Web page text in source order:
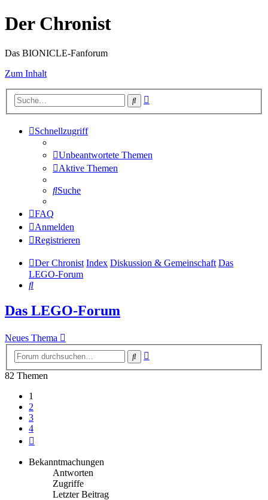
Der Chronist
Das BIONICLE-Fanforum
Zum Inhalt
Suche
Schnellzugriff
Unbeantwortete Themen
Aktive Themen
Suche
FAQ
Anmelden
Registrieren
Der Chronist Index Diskussion & Gemeinschaft Das
LEGO-Forum
Suche
Das LEGO-Forum
Neues Thema
Suche
82 Themen
1
2
3
4
Bekanntmachungen
Antworten
Zugriffe
Letzter Beitrag